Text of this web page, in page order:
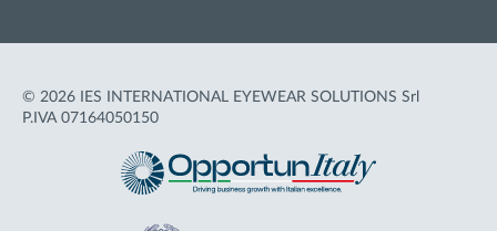
© 2026 IES INTERNATIONAL EYEWEAR SOLUTIONS Srl
P.IVA 07164050150